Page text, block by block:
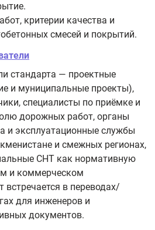
критерии качества и
смесей и покрытий.
стандарта — проектные
и муниципальные проекты),
специалисты по приёмке и
дорожных работ, органы
и эксплуатационные службы
и смежных регионах,
СНТ как нормативную
и коммерческом
встречается в переводах/
для инженеров и
документов.